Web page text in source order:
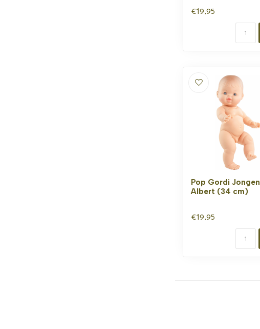
€19,95
Pop Gordi Jongen
Albert (34 cm)
€19,95